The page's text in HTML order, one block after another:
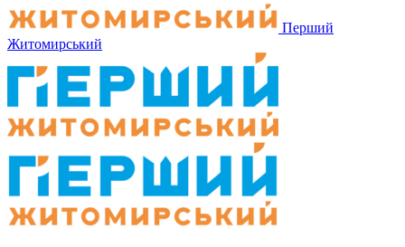
Перший
Житомирський